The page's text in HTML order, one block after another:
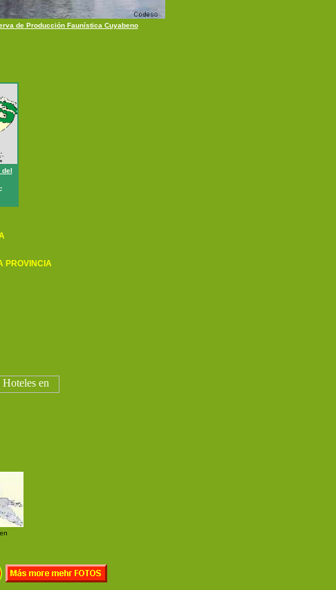
PROVINCIA
de Producción Faunística Cuyabeno
del